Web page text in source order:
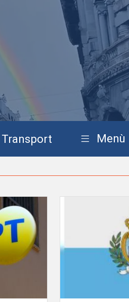
Transport Menù